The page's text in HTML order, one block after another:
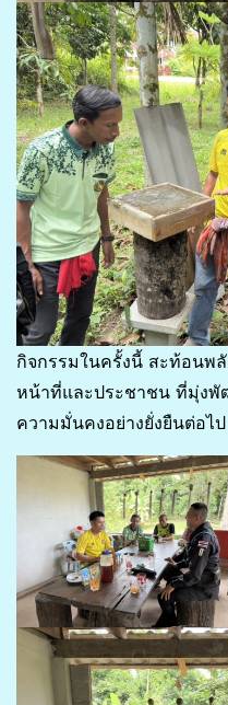
กิจกรรมในครั้งนี้ สะท้อนพ
หน้าที่และประชาชน ที่มุ่งพั
ความมั่นคงอย่างยั่งยืนต่อไป